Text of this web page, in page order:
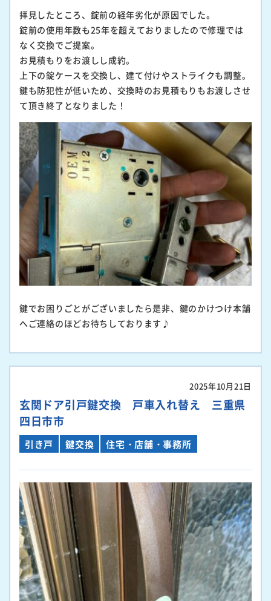
拝見したところ、錠前の経年劣化が原因でした。
錠前の使用年数も25年を超えておりましたので修理では
なく交換でご提案。
お見積もりをお渡しし成約。
上下の錠ケースを交換し、建て付けやストライクも調整。
鍵も防犯性が低いため、交換時のお見積もりもお渡しさせ
て頂き終了となりました！
鍵でお困りごとがございましたら是非、鍵のかけつけ本舗
へご連絡のほどお待ちしております♪
2025年10月21日
玄関ドア引戸鍵交換 戸車入れ替え 三重県
四日市市
引き戸 鍵交換 住宅・店舗・事務所